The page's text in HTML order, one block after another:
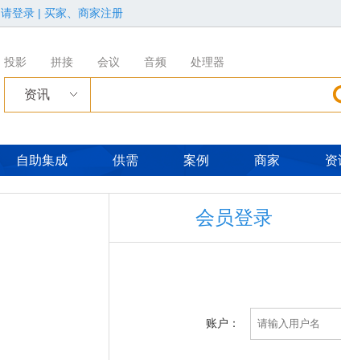
请登录 | 买家、商家注册
投影 拼接 会议 音频 处理器
资讯
自助集成 供需 案例 商家 资
会员登录
账户：